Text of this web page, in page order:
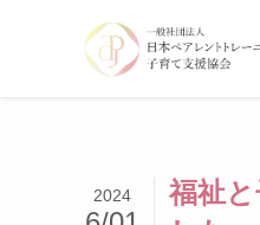
福祉
2024